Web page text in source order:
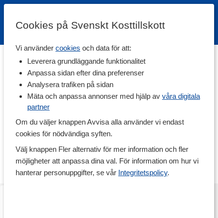
Cookies på Svenskt Kosttillskott
Vi använder cookies och data för att:
Leverera grundläggande funktionalitet
Anpassa sidan efter dina preferenser
Analysera trafiken på sidan
Mäta och anpassa annonser med hjälp av våra digitala
partner
Om du väljer knappen Avvisa alla använder vi endast
cookies för nödvändiga syften.
Välj knappen Fler alternativ för mer information och fler
möjligheter att anpassa dina val. För information om hur vi
hanterar personuppgifter, se vår Integritetspolicy.
Valsoia
Valsoia är Italiens ledande varumärke för växtbaserade godsaker.
bara smakar fantastiskt, utan också gör gott – för både
människan och planeten. Valsoias historia är typiskt italiensk: en
förbättra livskvaliteten genom nytänkande och kreativitet. Upptäck
produkterna här!